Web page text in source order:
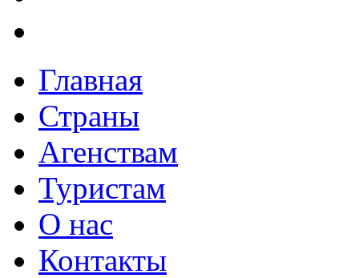
Главная
Страны
Агенствам
Туристам
О нас
Контакты